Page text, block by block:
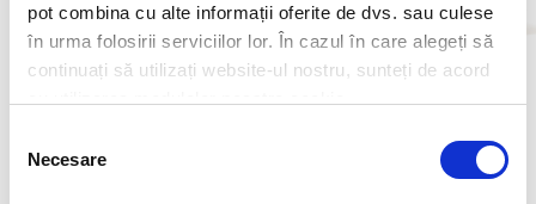
pot combina cu alte informații oferite de dvs. sau culese
în urma folosirii serviciilor lor. În cazul în care alegeți să
continuați să utilizați website-ul nostru, sunteți de acord
consimțământului
Necesare
Veneto CBO Burger McPuișor® Fresh